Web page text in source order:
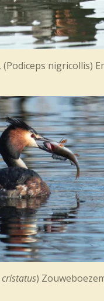
(Podiceps nigricollis)
)